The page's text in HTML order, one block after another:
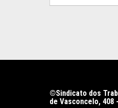
©Sindicato dos
de Vasconcelo, 408